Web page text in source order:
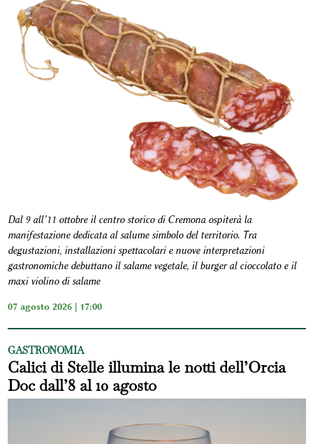
Dal 9 all’11 ottobre il centro storico di Cremona ospiterà la
manifestazione dedicata al salume simbolo del territorio. Tra
degustazioni, installazioni spettacolari e nuove interpretazioni
gastronomiche debuttano il salame vegetale, il burger al cioccolato e il
maxi violino di salame
07 agosto 2026 | 17:00
GASTRONOMIA
Calici di Stelle illumina le notti dell’Orcia
Doc dall’8 al 10 agosto